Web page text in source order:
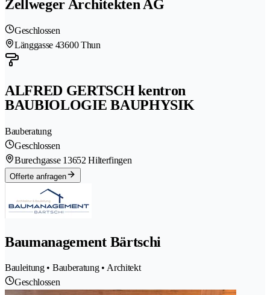
Zellweger Architekten AG
Geschlossen
Länggasse 43600 Thun
ALFRED GERTSCH kentron
BAUBIOLOGIE BAUPHYSIK
Bauberatung
Geschlossen
Burechgasse 13652 Hilterfingen
Offerte anfragen
Baumanagement Bärtschi
Bauleitung • Bauberatung • Architekt
Geschlossen